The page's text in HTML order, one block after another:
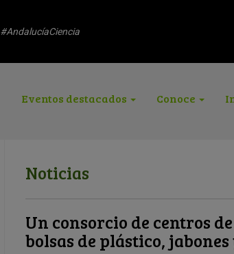
#AndalucíaCiencia
Eventos destacados Conoce
Noticias
Un consorcio de centros
bolsas de plástico,